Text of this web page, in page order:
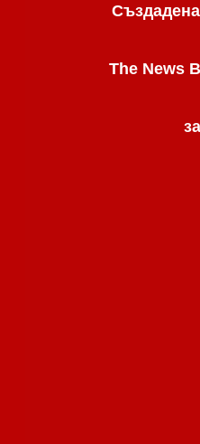
The News